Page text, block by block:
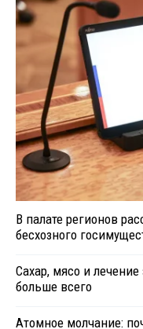
В палате регионов
бесхозного
Сахар, мясо и
больше всего
Атомное молчание: